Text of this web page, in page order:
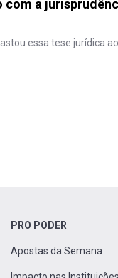
a
essa tese jurídica
PRO PODER
Apostas da Semana